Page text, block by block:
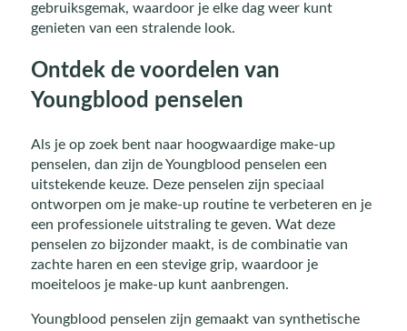
gebruiksgemak, waardoor je elke dag weer kunt
genieten van een stralende look.
Ontdek de voordelen van
Youngblood penselen
Als je op zoek bent naar hoogwaardige make-up
penselen, dan zijn de Youngblood penselen een
uitstekende keuze. Deze penselen zijn speciaal
ontworpen om je make-up routine te verbeteren en je
een professionele uitstraling te geven. Wat deze
penselen zo bijzonder maakt, is de combinatie van
zachte haren en een stevige grip, waardoor je
moeiteloos je make-up kunt aanbrengen.
Youngblood penselen zijn gemaakt van synthetische